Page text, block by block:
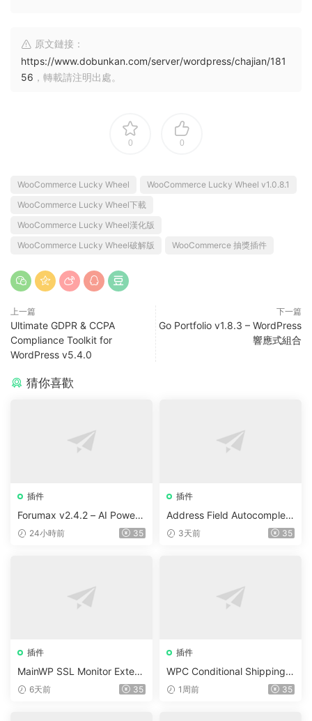
原文鏈接：
https://www.dobunkan.com/server/wordpress/chajian/181
56 ，轉載請注明出處。
0 0
WooCommerce Lucky Wheel
WooCommerce Lucky Wheel v1.0.8.1
WooCommerce Lucky Wheel下載
WooCommerce Lucky Wheel漢化版
WooCommerce Lucky Wheel破解版
WooCommerce 抽獎插件
上一篇
Ultimate GDPR & CCPA
Compliance Toolkit for
WordPress v5.4.0
下一篇
Go Portfolio v1.8.3 – WordPress
響應式組合
猜你喜歡
插件
Forumax v2.4.2 – AI Powere
d Advanced Community For
24小時前 35
插件
Address Field Autocomplete
For WooCommerce v1.3.2
3天前 35
插件
MainWP SSL Monitor Extens
ion v5.2
6天前 35
插件
WPC Conditional Shipping &
Payments (Premium) v1.0.2
1周前 35